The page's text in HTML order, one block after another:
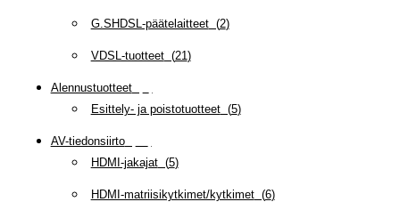
G.SHDSL-päätelaitteet(2)
VDSL-tuotteet(21 )
Alennustuotteet(
Esittely- ja poistotuotteet(5)
AV-tiedonsiirto(
HDMI-jakajat(5)
HDMI-matriisikytkimet/kytkimet(6)